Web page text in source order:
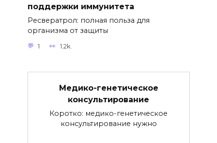
поддержки иммунитета
Ресвератрол: полная польза для
организма от защиты
1 1.2k.
Медико-генетическое
консультирование
Коротко: медико-генетическое
консультирование нужно